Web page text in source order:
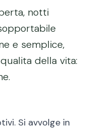
notti
e semplice,
della vita:
Si avvolge in